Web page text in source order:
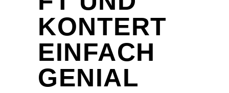
KONTERT
EINFACH
GENIAL